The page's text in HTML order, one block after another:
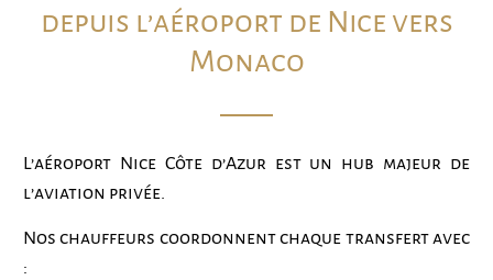
depuis l’aéroport de Nice vers
Monaco
L’aéroport Nice Côte d’Azur est un hub majeur de
l’aviation privée.
Nos chauffeurs coordonnent chaque transfert avec
: